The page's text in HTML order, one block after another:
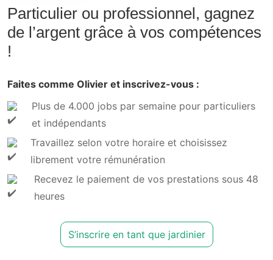
Particulier ou professionnel, gagnez
de l’argent grâce à vos compétences
!
Faites comme Olivier et inscrivez-vous :
Plus de 4.000 jobs par semaine pour particuliers
et indépendants
Travaillez selon votre horaire et choisissez
librement votre rémunération
Recevez le paiement de vos prestations sous 48
heures
S’inscrire en tant que jardinier